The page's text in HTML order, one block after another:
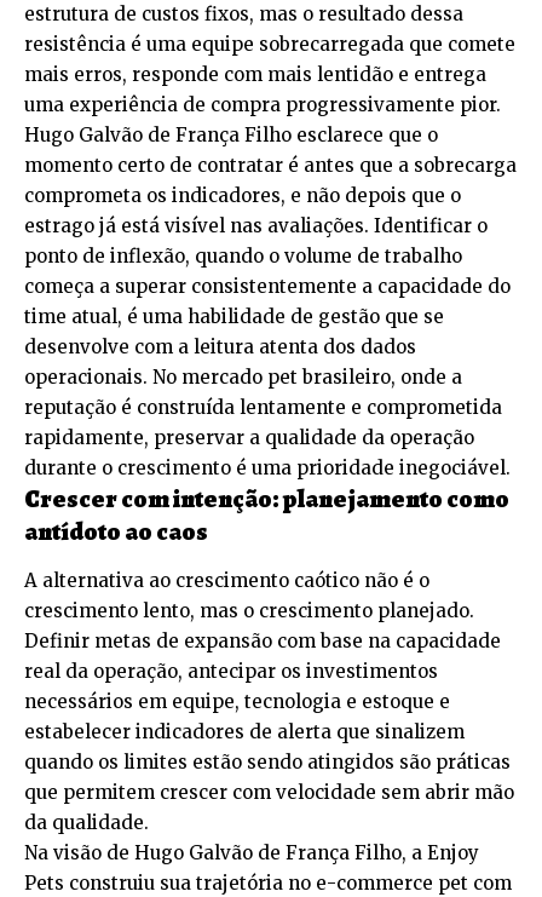
estrutura de custos fixos, mas o resultado dessa
resistência é uma equipe sobrecarregada que comete
mais erros, responde com mais lentidão e entrega
uma experiência de compra progressivamente pior.
Hugo Galvão de França Filho esclarece que o
momento certo de contratar é antes que a sobrecarga
comprometa os indicadores, e não depois que o
estrago já está visível nas avaliações. Identificar o
ponto de inflexão, quando o volume de trabalho
começa a superar consistentemente a capacidade do
time atual, é uma habilidade de gestão que se
desenvolve com a leitura atenta dos dados
operacionais. No mercado pet brasileiro, onde a
reputação é construída lentamente e comprometida
rapidamente, preservar a qualidade da operação
durante o crescimento é uma prioridade inegociável.
Crescer com intenção: planejamento como
antídoto ao caos
A alternativa ao crescimento caótico não é o
crescimento lento, mas o crescimento planejado.
Definir metas de expansão com base na capacidade
real da operação, antecipar os investimentos
necessários em equipe, tecnologia e estoque e
estabelecer indicadores de alerta que sinalizem
quando os limites estão sendo atingidos são práticas
que permitem crescer com velocidade sem abrir mão
da qualidade.
Na visão de Hugo Galvão de França Filho, a Enjoy
Pets construiu sua trajetória no e-commerce pet com